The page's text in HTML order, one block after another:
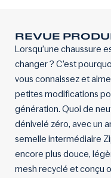
REVUE
Lorsqu’une chaussure
changer ? C’est
vous connaissez et
petites modifications
génération. Quoi de
dénivelé zéro, avec un
semelle intermédiaire
encore plus douce,
mesh recyclé et conçu